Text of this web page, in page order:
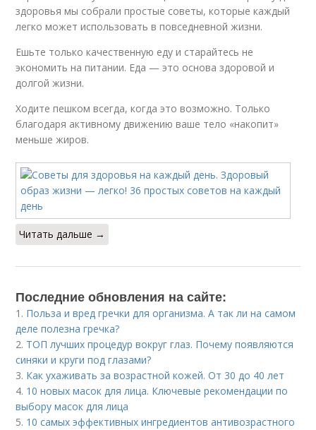
здоровья мы собрали простые советы, которые каждый
легко может использовать в повседневной жизни.
Ешьте только качественную еду и старайтесь не
экономить на питании. Еда — это основа здоровой и
долгой жизни.
Ходите пешком всегда, когда это возможно. Только
благодаря активному движению ваше тело «накопит»
меньше жиров.
Читать дальше →
Последние обновления на сайте:
1. Польза и вред гречки для организма. А так ли на самом
деле полезна гречка?
2. ТОП лучших процедур вокруг глаз. Почему появляются
синяки и круги под глазами?
3. Как ухаживать за возрастной кожей. От 30 до 40 лет
4. 10 новых масок для лица. Ключевые рекомендации по
выбору масок для лица
5. 10 самых эффективных ингредиентов антивозрастного